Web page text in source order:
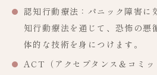
認知行動療法 ：パニック障害に
知行動療法を通じて、恐怖の悪
体的な技術を身につけます。
ACT（アクセプタンス＆コミッ